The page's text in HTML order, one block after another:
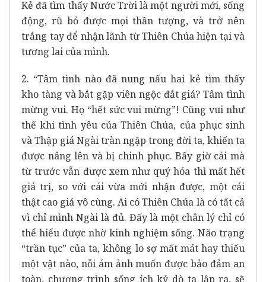
Kẻ đã tìm thấy Nước Trời là một người mới, sống
động, rũ bỏ được mọi thần tượng, và trở nên
trắng tay để nhận lãnh từ Thiên Chúa hiện tại và
tương lai của mình.
2. “Tâm tình nào đã nung nấu hai kẻ tìm thấy
kho tàng và bắt gặp viên ngộc đắt giá? Tâm tình
mừng vui. Họ “hết sức vui mừng”! Cũng vui như
thế khi tình yêu của Thiên Chúa, của phục sinh
và Thập giá Ngài tràn ngập trong đời ta, khiến ta
được nâng lên và bị chinh phục. Bấy giờ cái mà
từ trước vẫn được xem như quý hóa thì mất hết
giá trị, so với cái vừa mới nhận được, một cái
thật cao giá vô cùng. Ai có Thiên Chúa là có tất cả
vì chỉ mình Ngài là đủ. Đấy là một chân lý chỉ có
thể hiểu được nhờ kinh nghiệm sống. Não trạng
“trần tục” của ta, không lo sợ mất mát hay thiếu
một vật nào, nỗi ám ảnh muốn được bảo đảm an
toàn, chương trình sống ích kỷ dò ta lập ra, sẽ